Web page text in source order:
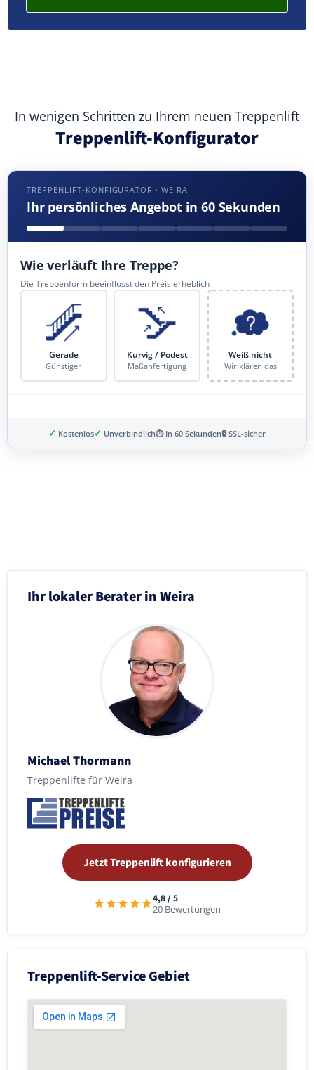
In wenigen Schritten zu Ihrem neuen Treppenlift
Treppenlift-Konfigurator
TREPPENLIFT-KONFIGURATOR · WEIRA
Ihr persönliches Angebot in 60 Sekunden
Wie verläuft Ihre Treppe?
Die Treppenform beeinflusst den Preis erheblich
Gerade
Günstiger
Kurvig / Podest
Maßanfertigung
Weiß nicht
Wir klären das
✓ Kostenlos✓ Unverbindlich⏱ In 60 Sekunden🔒 SSL-sicher
Ihr lokaler Berater in Weira
Michael Thormann
Treppenlifte für Weira
Jetzt Treppenlift konfigurieren
4,8 / 5
20 Bewertungen
Treppenlift-Service Gebiet